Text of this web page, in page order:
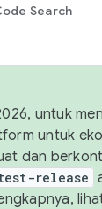
Search
untuk
untuk
dan
release